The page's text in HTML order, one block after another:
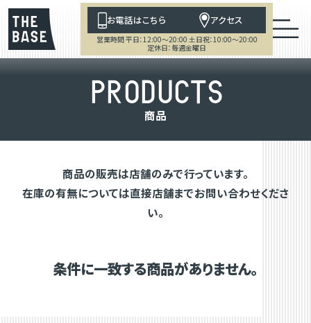
お電話はこちら アクセス
営業時間 平日：12:00～20:00 土日祝：10:00～20:00
定休日：毎週金曜日
PRODUCTS
商品
商品の販売は店舗のみで行っています。
在庫の有無については直接店舗までお問い合わせくださ
い。
条件に一致する商品がありません。